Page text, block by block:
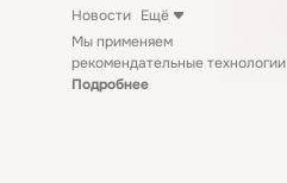
Новости Ещё
Мы применяем
рекомендательные технологии
Подробнее